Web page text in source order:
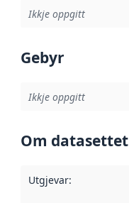
Ikkje oppgitt
Gebyr
Ikkje oppgitt
Om datasettet
Utgjevar: